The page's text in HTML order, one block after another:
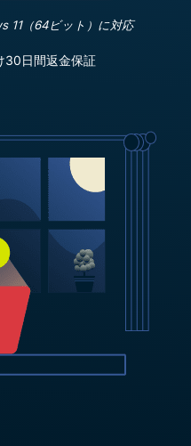
11（64ビット）に対応
30日間返金保証